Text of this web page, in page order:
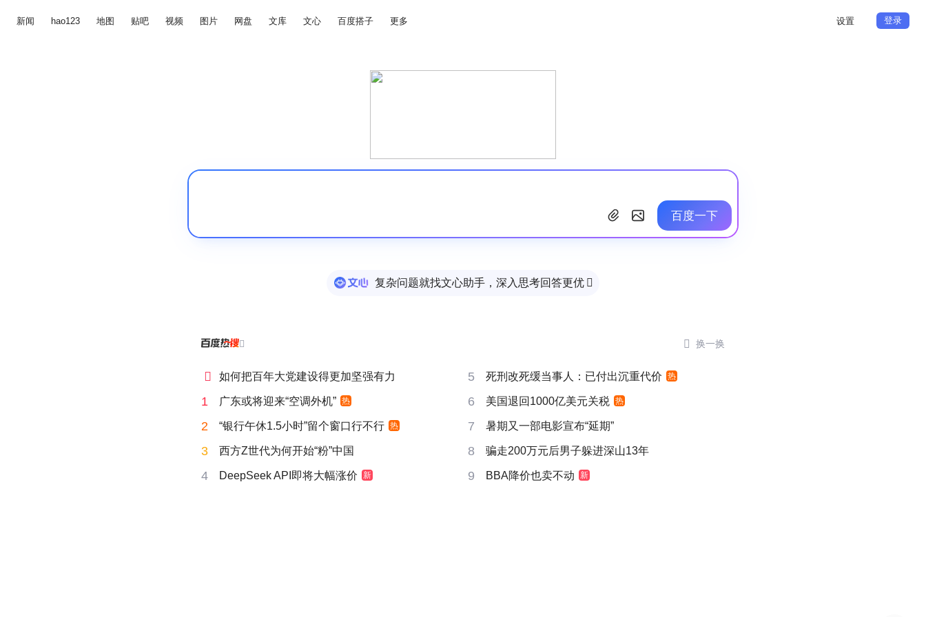
新闻 hao123 地图 贴吧 视频 图片 网盘 文库 文心 百度搭子 更多 设置 登录
百度一下
复杂问题就找文心助手，深入思考回答更优 
  换一换
 如何把百年大党建设得更加坚强有力 5 死刑改死缓当事人：已付出沉重代价 热
1 广东或将迎来“空调外机” 热 6 美国退回1000亿美元关税 热
2 “银行午休1.5小时”留个窗口行不行 热 7 暑期又一部电影宣布“延期”
3 西方Z世代为何开始“粉”中国 8 骗走200万元后男子躲进深山13年
4 DeepSeek API即将大幅涨价 新 9 BBA降价也卖不动 新